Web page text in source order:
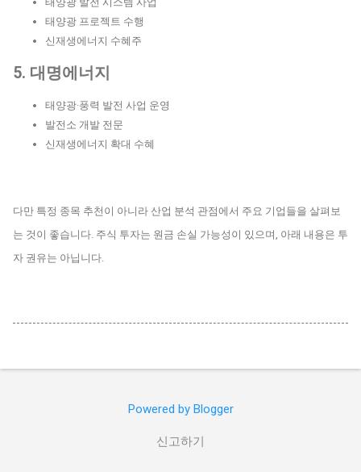
태양광 프로젝트 수행
신재생에너지 수혜주
5. 대명에너지
태양광·풍력 발전 사업 운영
발전소 개발 전문
신재생에너지 확대 수혜
다만 특정 종목 추천이 아니라 산업 분석 관점에서 주요 기업들을 살펴보
는 것이 좋습니다. 주식 투자는 원금 손실 가능성이 있으며, 아래 내용은 투
자 권유는 아닙니다.
Powered by Blogger
신고하기